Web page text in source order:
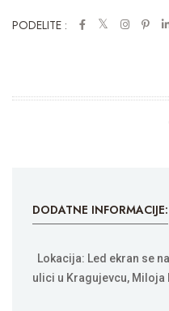
PODELITE :
DODATNE INFORMACIJE:
Lokacija: Led ekran se
ulici u Kragujevcu, Miloja